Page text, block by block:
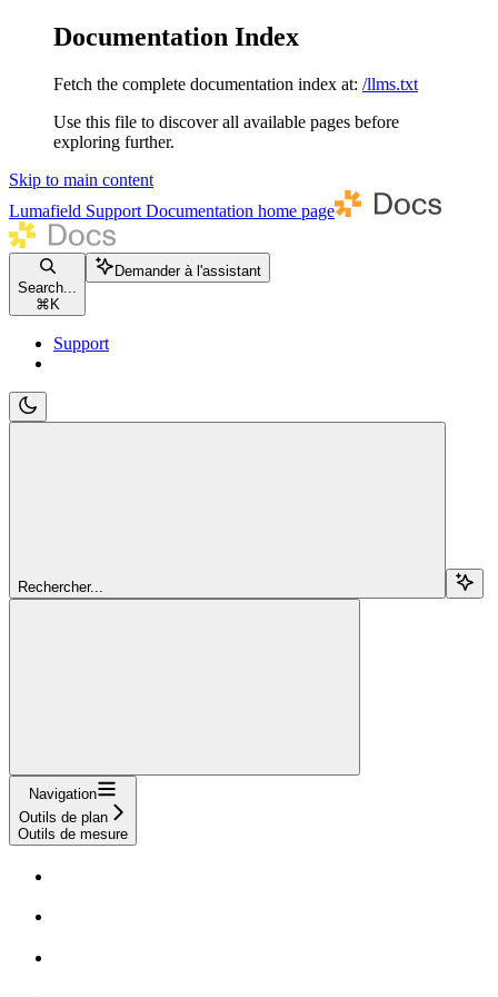
Documentation Index
Fetch the complete documentation index at: /llms.txt
Use this file to discover all available pages before
exploring further.
Skip to main content
Lumafield Support Documentation home page
Search...
⌘ K
Demander à l'assistant
Support
Rechercher...
Navigation
Outils de plan
Outils de mesure